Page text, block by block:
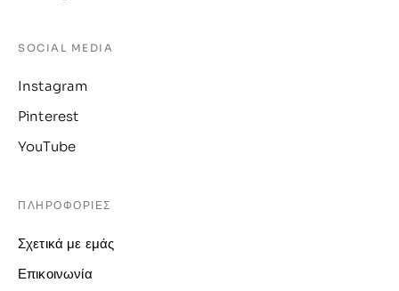
SOCIAL MEDIA
Instagram
Pinterest
YouTube
ΠΛΗΡΟΦΟΡΙΕΣ
Σχετικά με εμάς
Επικοινωνία